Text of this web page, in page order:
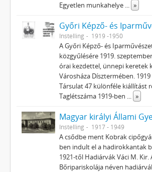
Egyetlen munkahelye ... »
Instelling 1919 -1950
A Győri Képző- és
közgyűlésére 1919.
órai kezdettel, ünnepi keretek
Városháza Dísztermében.
Társulat 47 különféle kiállítást
Taglétszáma 1919-ben ... »
Instelling 1917 - 1949
A csődbe ment Kobrak
ben indult el a hadirokkantak
1921-től Hadiárvák Váci M. Kir.
Bőripariskolája néven